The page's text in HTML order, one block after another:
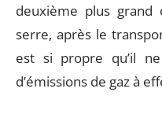
deuxième plus
serre, après le
est si propre qu’il
d’émissions de gaz à